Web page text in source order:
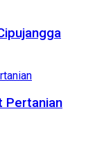
Pertanian